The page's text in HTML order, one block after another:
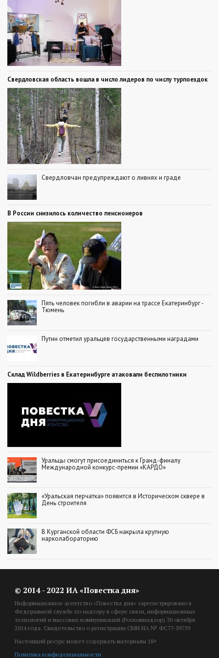
Свердловская область вошла в число лидеров по числу турпоездок
Свердловчан предупреждают о ливнях и граде
В России снизилось количество пенсионеров
Пять человек погибли в аварии на трассе Екатеринбург -
Тюмень
Путин отметил уральцев государственными наградами
Склад Wildberries в Екатеринбурге атаковали беспилотники
Уральцы смогут присоединиться к Гранд-финалу
Международной конкурс-премии «КАРДО»
«Уральская перчатка» появится в Историческом сквере в
День строителя
В Курганской области ФСБ накрыла крупную
нарколабораторию
© 2014 - 2022 ИА «Повестка дня»
Информационное агентство «Повестка дня» зарегистрировано в
Федеральной службе по надзору в сфере связи, информационных
технологий и массовых коммуникаций (Роскомнадзор) 30 октября
2014 года. Свидетельство о регистрации СМИ ИА № ФС77-59739
Настоящий ресурс может содержать материалы 18+
Политика конфиденциальности